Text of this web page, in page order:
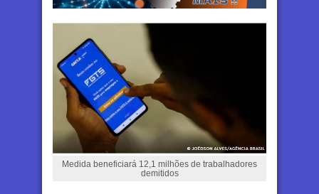
Medida beneficiará 12,1 milhões de trabalhadores
demitidos